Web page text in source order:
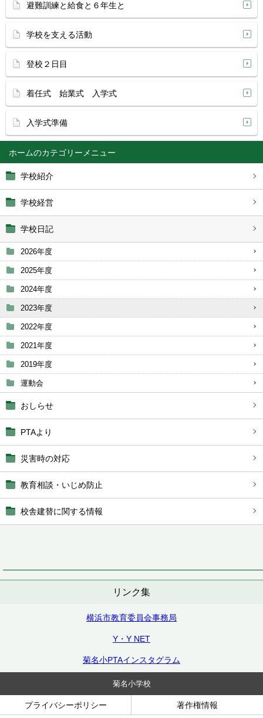
ホーム
学校紹介
学校経営
学校日記
2026年度
2025年度
2024年度
2023年度
2022年度
2021年度
2019年度
運動会
おしらせ
PTAより
災害時の対応
教育相談・いじめ防止
校舎建替に関する情報
リンク集
横浜市教育委員会事務局
Y・Y NET
菊名小PTAインスタグラム
避難訓練と給食と６年生と
学校を支える活動
登校２日目
着任式 始業式 入学式
入学式準備
菊名小学校
プライバシーポリシー 著作権情報